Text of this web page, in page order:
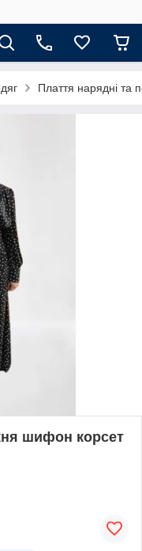
Плаття нарядні та
шифон корсет